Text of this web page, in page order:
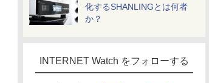
化するSHANLINGとは何者
か？
INTERNET Watch をフォローする